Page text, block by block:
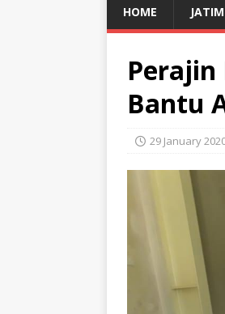
HOME JATIM
Bantu
29 January